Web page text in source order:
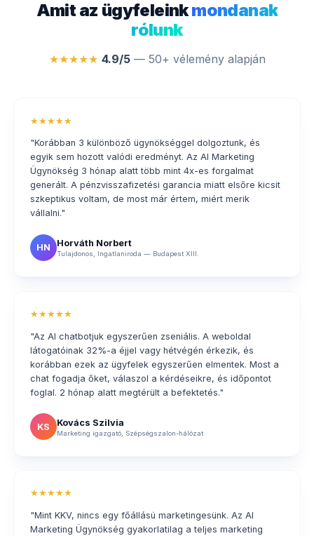
Amit az ügyfeleinkmondanak
rólunk
★★★★★ 4.9/5 — 50+ vélemény alapján
★★★★★
"Korábban 3 különböző ügynökséggel dolgoztunk, és
egyik sem hozott valódi eredményt. Az AI Marketing
Ügynökség 3 hónap alatt több mint 4x-es forgalmat
generált. A pénzvisszafizetési garancia miatt elsőre kicsit
szkeptikus voltam, de most már értem, miért merik
vállalni."
HN Horváth Norbert
Tulajdonos, Ingatlaniroda — Budapest XIII.
★★★★★
"Az AI chatbotjuk egyszerűen zseniális. A weboldal
látogatóinak 32%-a éjjel vagy hétvégén érkezik, és
korábban ezek az ügyfelek egyszerűen elmentek. Most a
chat fogadja őket, válaszol a kérdéseikre, és időpontot
foglal. 2 hónap alatt megtérült a befektetés."
KS Kovács Szilvia
Marketing igazgató, Szépségszalon-hálózat
★★★★★
"Mint KKV, nincs egy főállású marketingesünk. Az AI
Marketing Ügynökség gyakorlatilag a teljes marketing